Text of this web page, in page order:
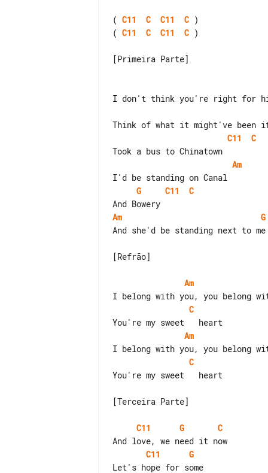
( C11 C C11 C
( C11 C C11 C )
[Primeira Parte]
C11
C
Am
G
C11
C
Am
G
And she'd be standing next to me
[Refrão]
Am
C
Am
C
You're my sweet   heart
[Terceira Parte]
C11 G
C
C11
G